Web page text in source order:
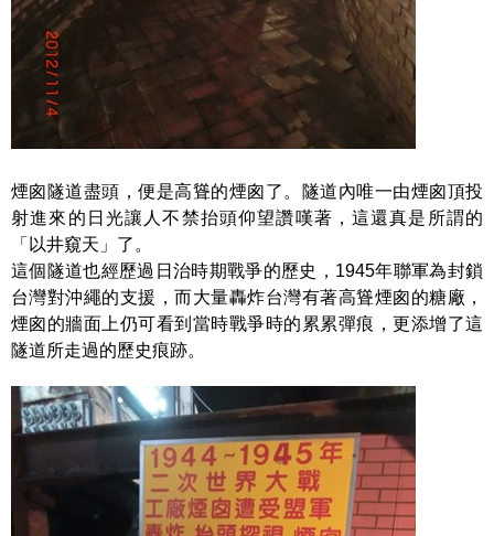
煙囪隧道盡頭，便是高聳的煙囪了。隧道內唯一由煙囪頂投
射進來的日光讓人不禁抬頭仰望讚嘆著，這還真是所謂的
「以井窺天」了。
這個隧道也經歷過日治時期戰爭的歷史，1945年聯軍為封鎖
台灣對沖繩的支援，而大量轟炸台灣有著高聳煙囪的糖廠，
煙囪的牆面上仍可看到當時戰爭時的累累彈痕，更添增了這
隧道所走過的歷史痕跡。